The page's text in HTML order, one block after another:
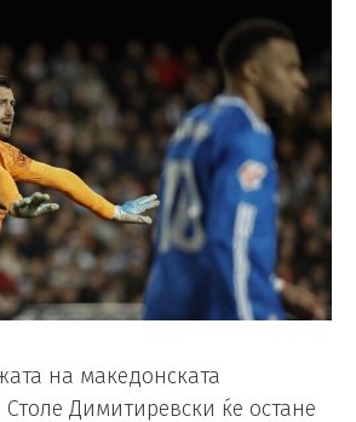
на македонската
Столе Димитиревски ќе остане